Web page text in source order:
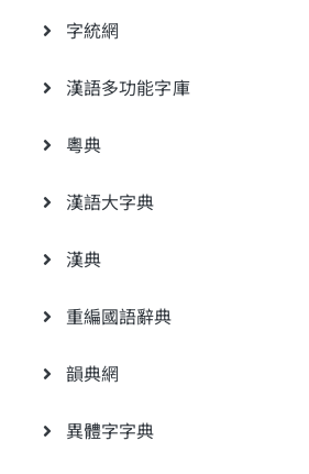
字統網
漢語多功能字庫
粵典
漢語大字典
漢典
重編國語辭典
韻典網
異體字字典